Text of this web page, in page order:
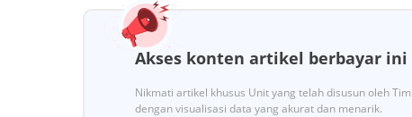
Akses konten artikel berbayar ini
Nikmati artikel khusus Unit yang telah disusun oleh
dengan visualisasi data yang akurat dan menarik.